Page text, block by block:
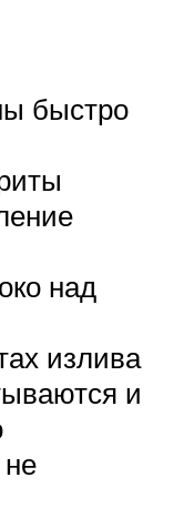
быстро
над
излива
и